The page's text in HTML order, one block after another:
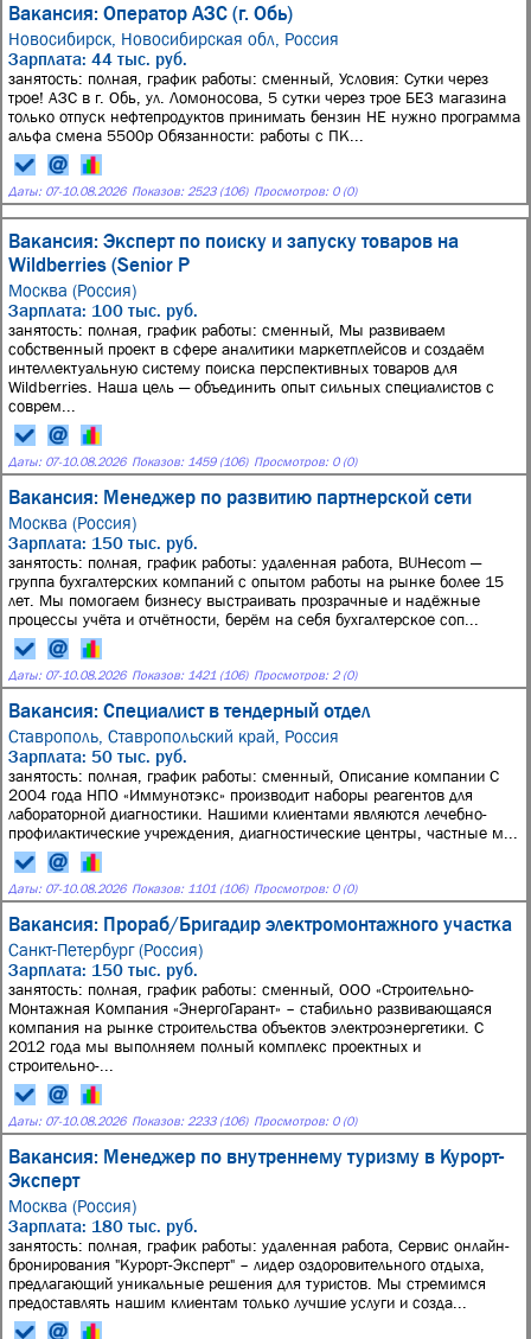
Вакансия: Оператор АЗС (г. Обь)
Новосибирск, Новосибирская обл, Россия
Зарплата: 44 тыс. руб.
занятость: полная, график работы: сменный, Условия: Сутки через
трое! АЗС в г. Обь, ул. Ломоносова, 5 сутки через трое БЕЗ магазина
только отпуск нефтепродуктов принимать бензин НЕ нужно программа
альфа смена 5500р Обязанности: работы с ПК...
Даты: 07-10.08.2026 Показов: 2523 (106) Просмотров: 0 (0)
Вакансия: Эксперт по поиску и запуску товаров на
Wildberries (Senior P
Москва (Россия)
Зарплата: 100 тыс. руб.
занятость: полная, график работы: сменный, Мы развиваем
собственный проект в сфере аналитики маркетплейсов и создаём
интеллектуальную систему поиска перспективных товаров для
Wildberries. Наша цель — объединить опыт сильных специалистов с
соврем...
Даты: 07-10.08.2026 Показов: 1459 (106) Просмотров: 0 (0)
Вакансия: Менеджер по развитию партнерской сети
Москва (Россия)
Зарплата: 150 тыс. руб.
занятость: полная, график работы: удаленная работа, BUHecom —
группа бухгалтерских компаний с опытом работы на рынке более 15
лет. Мы помогаем бизнесу выстраивать прозрачные и надёжные
процессы учёта и отчётности, берём на себя бухгалтерское соп...
Даты: 07-10.08.2026 Показов: 1421 (106) Просмотров: 2 (0)
Вакансия: Специалист в тендерный отдел
Ставрополь, Ставропольский край, Россия
Зарплата: 50 тыс. руб.
занятость: полная, график работы: сменный, Описание компании С
2004 года НПО «Иммунотэкс» производит наборы реагентов для
лабораторной диагностики. Нашими клиентами являются лечебно-
профилактические учреждения, диагностические центры, частные м...
Даты: 07-10.08.2026 Показов: 1101 (106) Просмотров: 0 (0)
Вакансия: Прораб/Бригадир электромонтажного участка
Санкт-Петербург (Россия)
Зарплата: 150 тыс. руб.
занятость: полная, график работы: сменный, ООО «Строительно-
Монтажная Компания «ЭнергоГарант» – стабильно развивающаяся
компания на рынке строительства объектов электроэнергетики. С
2012 года мы выполняем полный комплекс проектных и
строительно-...
Даты: 07-10.08.2026 Показов: 2233 (106) Просмотров: 0 (0)
Вакансия: Менеджер по внутреннему туризму в Курорт-
Эксперт
Москва (Россия)
Зарплата: 180 тыс. руб.
занятость: полная, график работы: удаленная работа, Сервис онлайн-
бронирования "Курорт-Эксперт" – лидер оздоровительного отдыха,
предлагающий уникальные решения для туристов. Мы стремимся
предоставлять нашим клиентам только лучшие услуги и созда...